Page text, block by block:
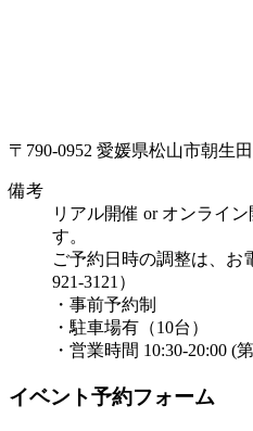
〒790-0952 愛媛県松山市朝生
備考
リアル開催 or オンライ
す。
ご予約日時の調整は、お
921-3121）
・事前予約制
・駐車場有（10台）
・営業時間 10:30-20:00 (
イベント予約フォーム